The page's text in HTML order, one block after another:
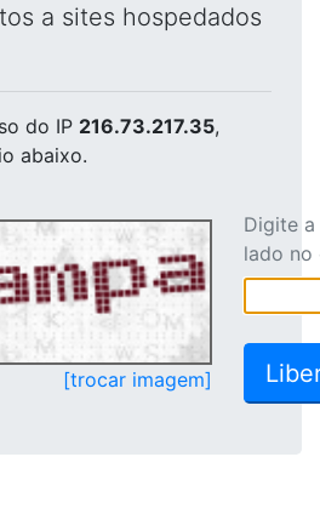
a sites hospedados
do IP 216.73.217.35,
abaixo.
[trocar imagem]
Digite
lado no